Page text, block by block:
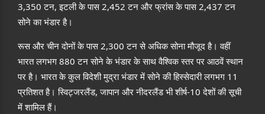
3,350 टन, इटली के पास 2,452 टन और फ्रांस के पास 2,437 टन
सोने का भंडार है।
रूस और चीन दोनों के पास 2,300 टन से अधिक सोना मौजूद है। वहीं
भारत लगभग 880 टन सोने के भंडार के साथ वैश्विक स्तर पर आठवें स्थान
पर है। भारत के कुल विदेशी मुद्रा भंडार में सोने की हिस्सेदारी लगभग 11
प्रतिशत है। स्विट्जरलैंड, जापान और नीदरलैंड भी शीर्ष-10 देशों की सूची
में शामिल हैं।